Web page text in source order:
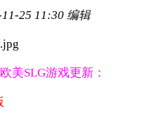
25 11:30 编辑
美SLG游戏更新：